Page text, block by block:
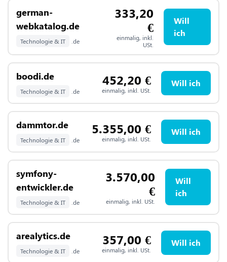
german-
webkatalog.de
Technologie & IT .de
333,20
€
einmalig, inkl.
USt.
Will
ich
boodi.de
Technologie & IT .de
452,20 €
einmalig, inkl. USt.
Will ich
dammtor.de
Technologie & IT .de
5.355,00 €
einmalig, inkl. USt.
Will ich
symfony-
entwickler.de
Technologie & IT .de
3.570,00
€
einmalig, inkl. USt.
Will
ich
arealytics.de
Technologie & IT .de
357,00 €
einmalig, inkl. USt.
Will ich